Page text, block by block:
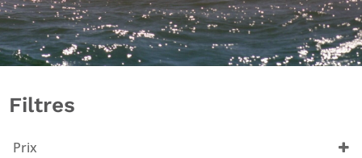
Filtres
Prix